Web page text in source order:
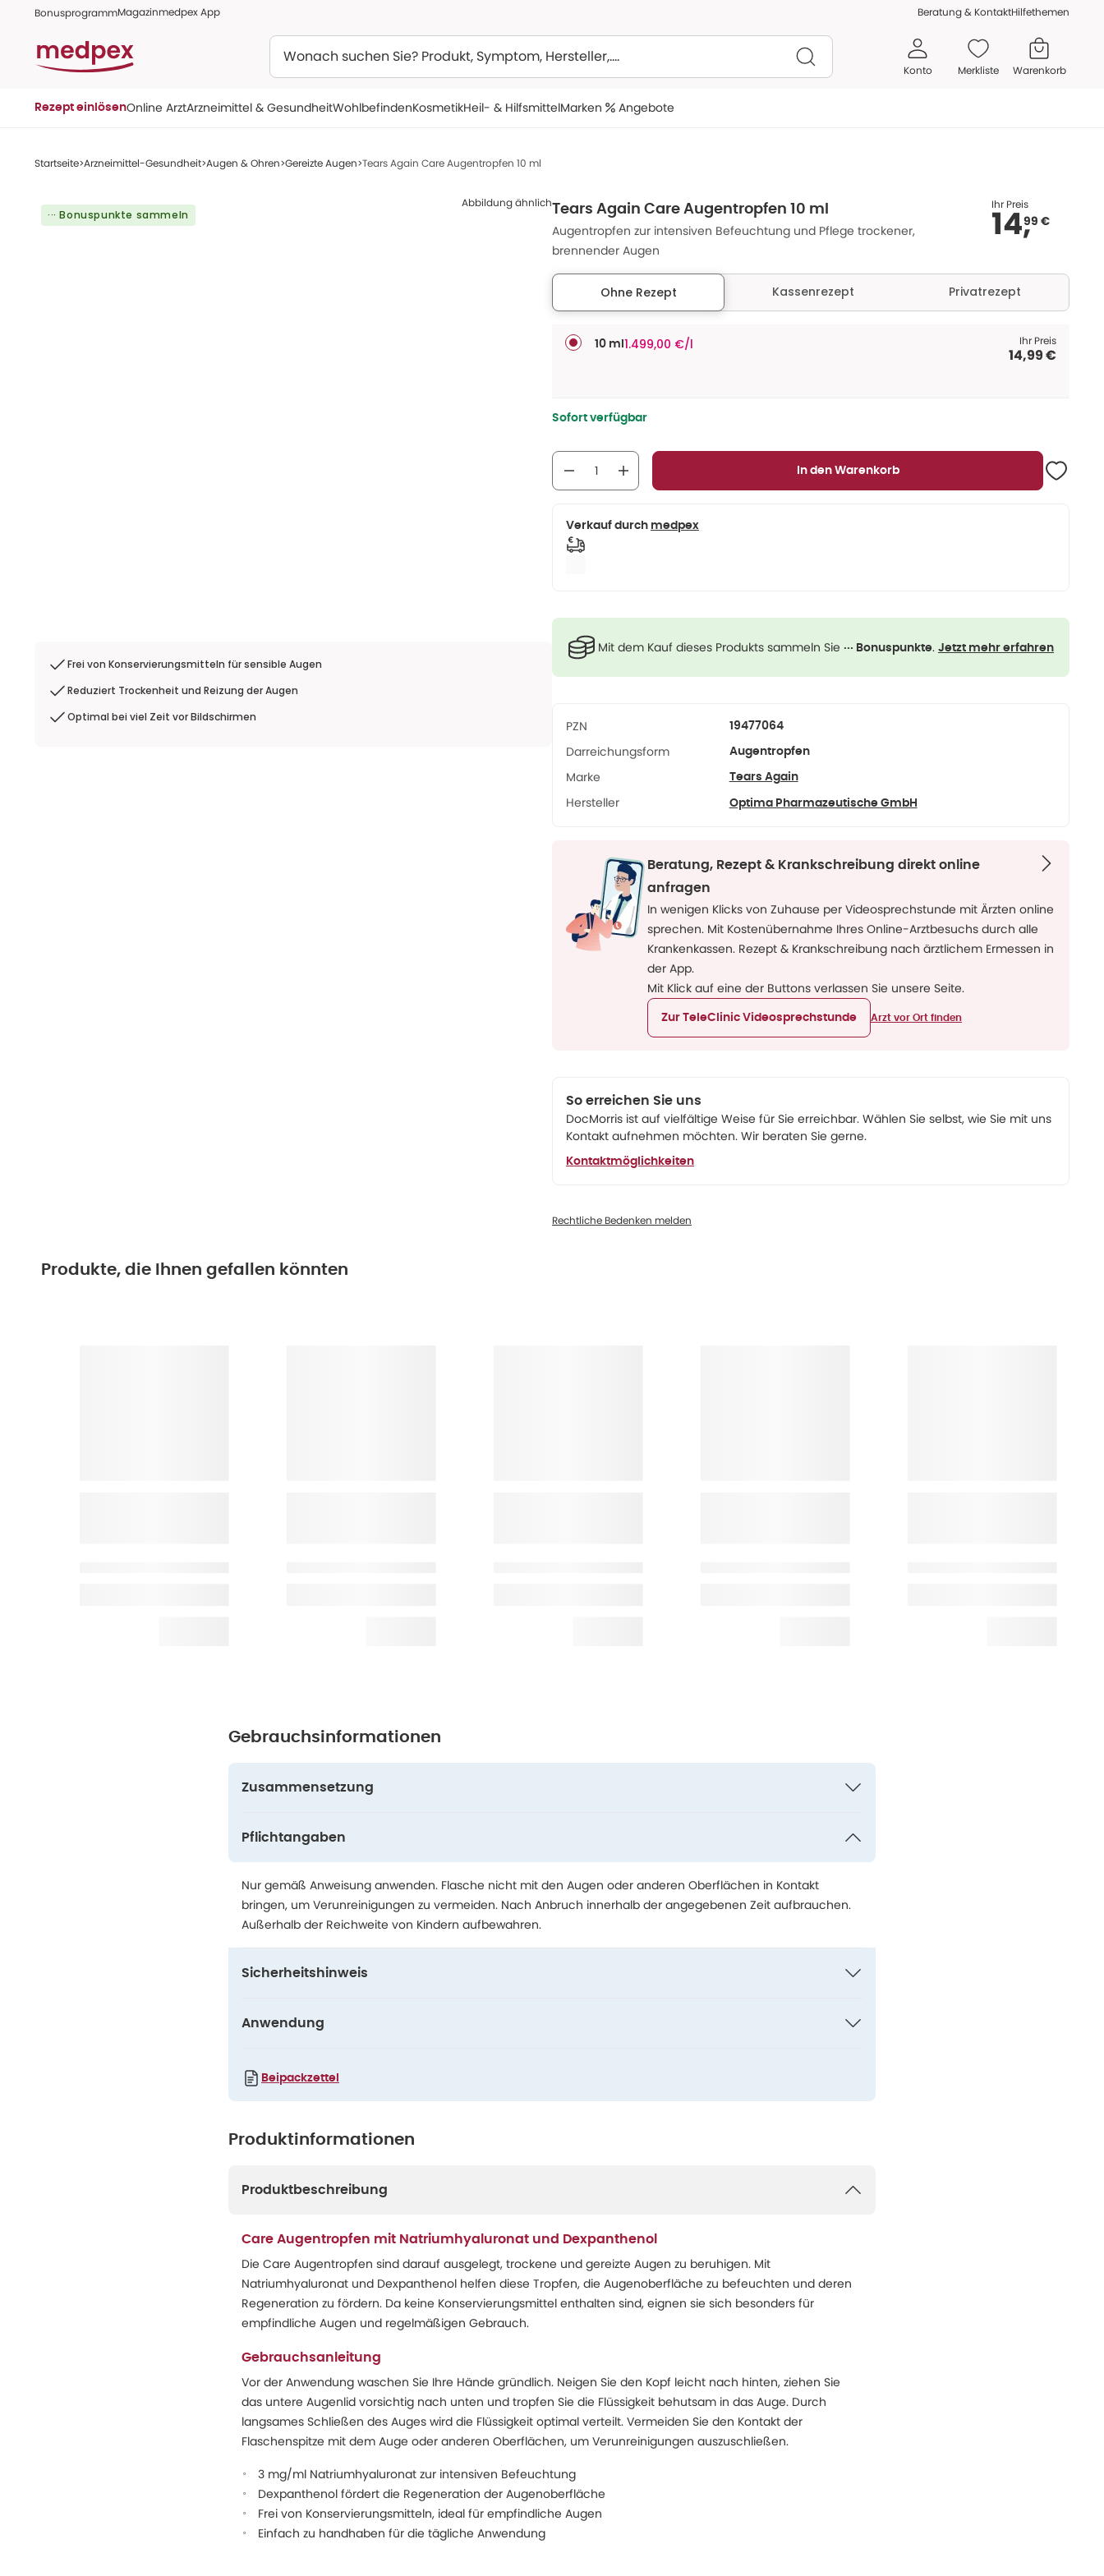
BonusprogrammMagazinmedpex App Beratung & KontaktHilfethemen
Konto Merkliste Warenkorb
Rezept einlösenOnline ArztArzneimittel & GesundheitWohlbefindenKosmetikHeil- & HilfsmittelMarken Angebote
Startseite Arzneimittel-Gesundheit Augen & Ohren Gereizte Augen Tears Again Care Augentropfen 10 ml
··· Bonuspunkte sammeln
Abbildung ähnlich
Frei von Konservierungsmitteln für sensible Augen
Reduziert Trockenheit und Reizung der Augen
Optimal bei viel Zeit vor Bildschirmen
Tears Again Care Augentropfen 10 ml
Augentropfen zur intensiven Befeuchtung und Pflege trockener,
brennender Augen
Ihr Preis
14,99 €
Ohne Rezept Kassenrezept Privatrezept
10 ml 1.499,00 €/l Ihr Preis
14,99 €
Sofort verfügbar
In den Warenkorb
Verkauf durch medpex
Mit dem Kauf dieses Produkts sammeln Sie ··· Bonuspunkte. Jetzt mehr erfahren
PZN 19477064
Darreichungsform Augentropfen
Marke Tears Again
Hersteller Optima Pharmazeutische GmbH
Beratung, Rezept & Krankschreibung direkt online
anfragen
In wenigen Klicks von Zuhause per Videosprechstunde mit Ärzten online
sprechen. Mit Kostenübernahme Ihres Online-Arztbesuchs durch alle
Krankenkassen. Rezept & Krankschreibung nach ärztlichem Ermessen in
der App.
Mit Klick auf eine der Buttons verlassen Sie unsere Seite.
Zur TeleClinic Videosprechstunde Arzt vor Ort finden
So erreichen Sie uns
DocMorris ist auf vielfältige Weise für Sie erreichbar. Wählen Sie selbst, wie Sie mit uns
Kontakt aufnehmen möchten. Wir beraten Sie gerne.
Kontaktmöglichkeiten
Rechtliche Bedenken melden
Produkte, die Ihnen gefallen könnten
Gebrauchsinformationen
Zusammensetzung
Pflichtangaben
Nur gemäß Anweisung anwenden. Flasche nicht mit den Augen oder anderen Oberflächen in Kontakt
bringen, um Verunreinigungen zu vermeiden. Nach Anbruch innerhalb der angegebenen Zeit aufbrauchen.
Außerhalb der Reichweite von Kindern aufbewahren.
Sicherheitshinweis
Anwendung
Beipackzettel
Produktinformationen
Produktbeschreibung
Care Augentropfen mit Natriumhyaluronat und Dexpanthenol
Die Care Augentropfen sind darauf ausgelegt, trockene und gereizte Augen zu beruhigen. Mit
Natriumhyaluronat und Dexpanthenol helfen diese Tropfen, die Augenoberfläche zu befeuchten und deren
Regeneration zu fördern. Da keine Konservierungsmittel enthalten sind, eignen sie sich besonders für
empfindliche Augen und regelmäßigen Gebrauch.
Gebrauchsanleitung
Vor der Anwendung waschen Sie Ihre Hände gründlich. Neigen Sie den Kopf leicht nach hinten, ziehen Sie
das untere Augenlid vorsichtig nach unten und tropfen Sie die Flüssigkeit behutsam in das Auge. Durch
langsames Schließen des Auges wird die Flüssigkeit optimal verteilt. Vermeiden Sie den Kontakt der
Flaschenspitze mit dem Auge oder anderen Oberflächen, um Verunreinigungen auszuschließen.
3 mg/ml Natriumhyaluronat zur intensiven Befeuchtung
Dexpanthenol fördert die Regeneration der Augenoberfläche
Frei von Konservierungsmitteln, ideal für empfindliche Augen
Einfach zu handhaben für die tägliche Anwendung